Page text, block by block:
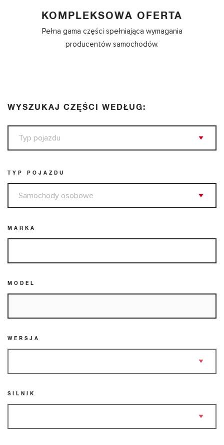
KOMPLEKSOWA OFERTA
Pełna gama części spełniająca wymagania
producentów samochodów.
WYSZUKAJ CZĘŚCI WEDŁUG:
TYP POJAZDU
MARKA
MODEL
WERSJA
SILNIK